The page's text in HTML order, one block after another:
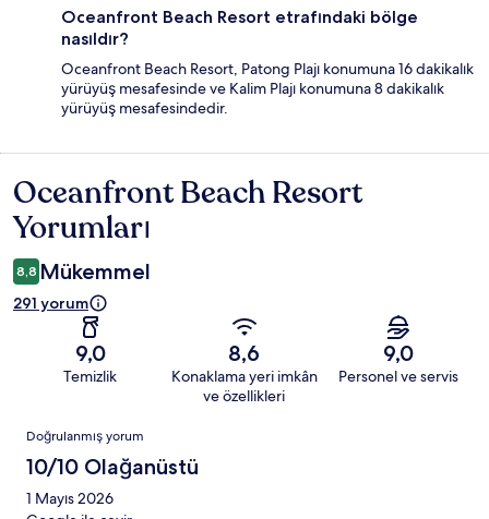
Oceanfront Beach Resort etrafındaki bölge
nasıldır?
Oceanfront Beach Resort, Patong Plajı konumuna 16 dakikalık
yürüyüş mesafesinde ve Kalim Plajı konumuna 8 dakikalık
yürüyüş mesafesindedir.
Yorumlar
Oceanfront Beach Resort
Yorumları
8,8 Mükemmel
291 yorum
9,0
Temizlik
8,6
Konaklama yeri imkân
ve özellikleri
9,0
Personel ve servis
Yorumlar
Doğrulanmış yorum
10/10 Olağanüstü
1 Mayıs 2026